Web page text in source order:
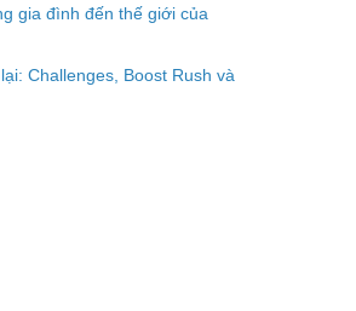
gia đình đến thế giới của
Challenges, Boost Rush và